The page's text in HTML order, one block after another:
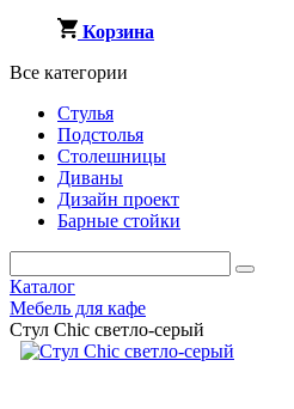
Корзина
Все категории
Стулья
Подстолья
Столешницы
Диваны
Дизайн проект
Барные стойки
Каталог
Мебель для кафе
Стул Chic светло-серый